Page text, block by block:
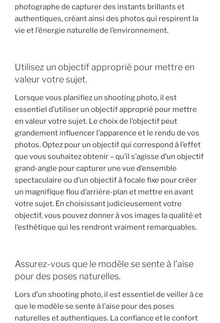
photographe de capturer des instants brillants et
authentiques, créant ainsi des photos qui respirent la
vie et l’énergie naturelle de l’environnement.
Utilisez un objectif approprié pour mettre en
valeur votre sujet.
Lorsque vous planifiez un shooting photo, il est
essentiel d’utiliser un objectif approprié pour mettre
en valeur votre sujet. Le choix de l’objectif peut
grandement influencer l’apparence et le rendu de vos
photos. Optez pour un objectif qui correspond à l’effet
que vous souhaitez obtenir – qu’il s’agisse d’un objectif
grand-angle pour capturer une vue d’ensemble
spectaculaire ou d’un objectif à focale fixe pour créer
un magnifique flou d’arrière-plan et mettre en avant
votre sujet. En choisissant judicieusement votre
objectif, vous pouvez donner à vos images la qualité et
l’esthétique qui les rendront vraiment remarquables.
Assurez-vous que le modèle se sente à l’aise
pour des poses naturelles.
Lors d’un shooting photo, il est essentiel de veiller à ce
que le modèle se sente à l’aise pour des poses
naturelles et authentiques. La confiance et le confort